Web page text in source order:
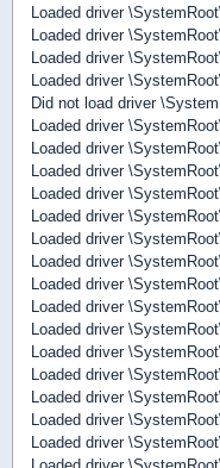
Loaded driver
Loaded driver
Loaded driver
Loaded driver
Did not load driver
Loaded driver
Loaded driver
Loaded driver
Loaded driver
Loaded driver
Loaded driver
Loaded driver
Loaded driver
Loaded driver
Loaded driver
Loaded driver
Loaded driver
Loaded driver
Loaded driver
Loaded driver